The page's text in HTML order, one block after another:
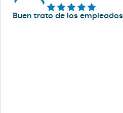
Buen trato de los empleados